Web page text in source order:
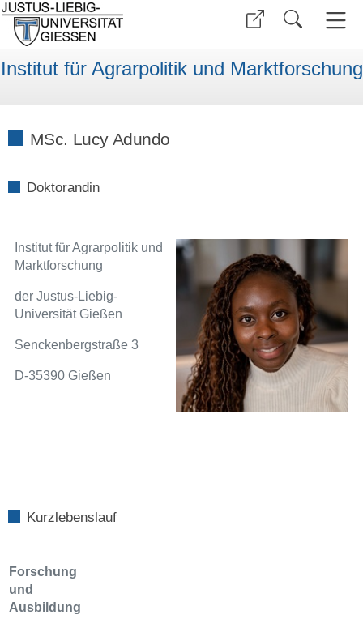
Institut für Agrarpolitik und Marktforschung
MSc. Lucy Adundo
Doktorandin
Institut für Agrarpolitik und
Marktforschung
der Justus-Liebig-
Universität Gießen
Senckenbergstraße 3
D-35390 Gießen
Kurzlebenslauf
Forschung
und
Ausbildung